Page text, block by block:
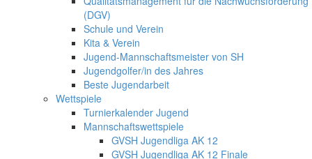
(DGV)
Schule und Verein
Kita & Verein
Jugend-Mannschaftsmeister von SH
Jugendgolfer/in des Jahres
Beste Jugendarbeit
Wettspiele
Turnierkalender Jugend
Mannschaftswettspiele
GVSH Jugendliga AK 12
GVSH Jugendliga AK 12 Finale